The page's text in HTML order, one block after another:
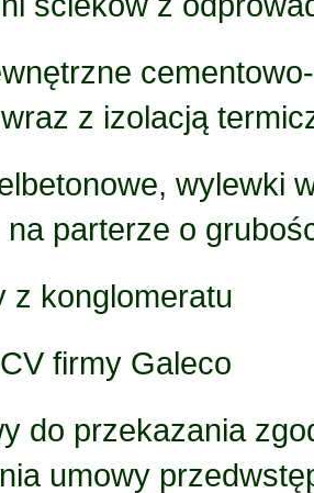
z izolacją
wylewki
parterze o
z konglomeratu
firmy Galeco
do przekazania
umowy